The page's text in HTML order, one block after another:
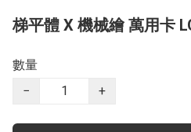
梯平體 X 機械繪 萬用卡
數量
−
+